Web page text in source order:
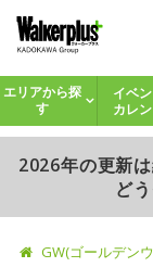
エリアから探
す
イベ
カレ
2026年の更新
ど
GW(ゴールデン